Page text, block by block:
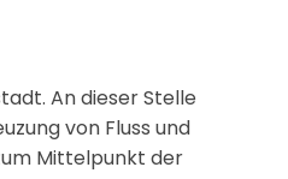
An dieser Stelle
von Fluss und
Mittelpunkt der